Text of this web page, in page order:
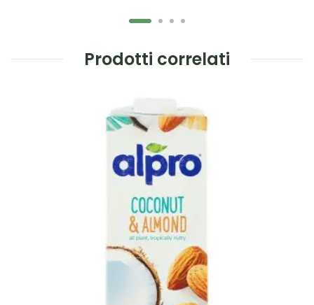
Prodotti correlati